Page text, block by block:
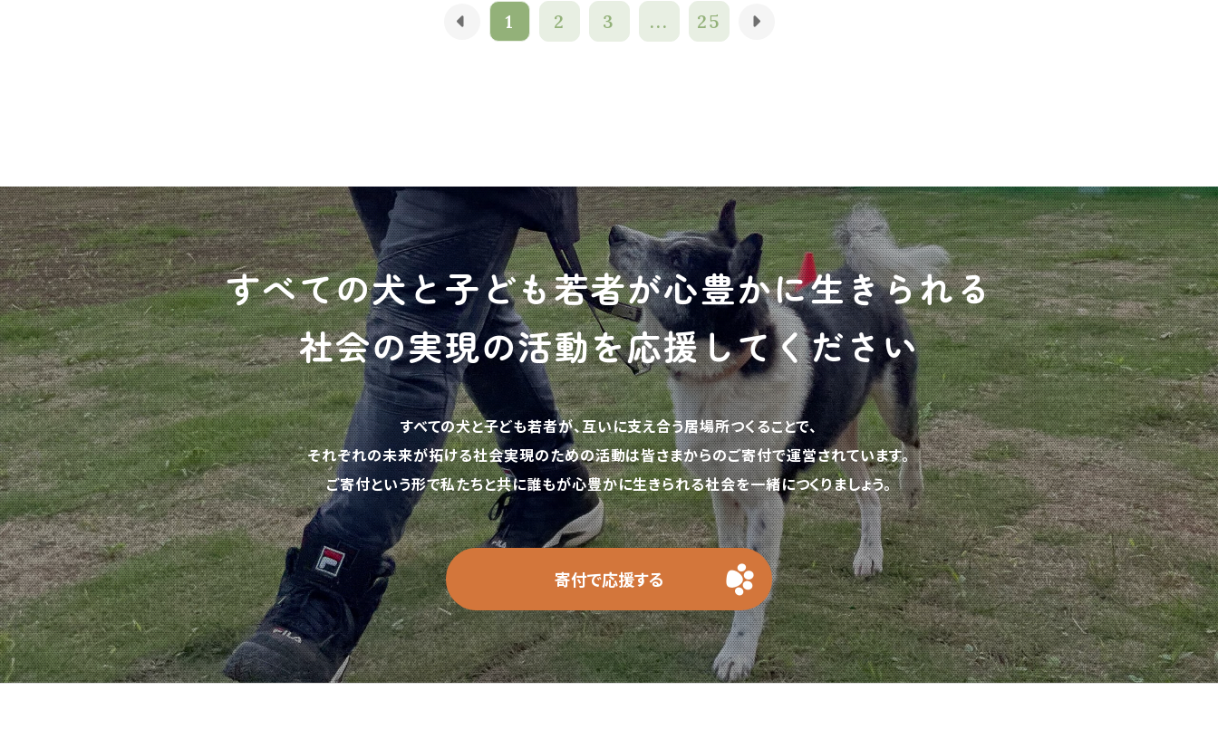
1 2 3 ... 25
すべての犬と子ども若者が心豊かに生きられる
社会の実現の活動を応援してください
すべての犬と子ども若者が、互いに支え合う居場所つくることで、
それぞれの未来が拓ける社会実現のための活動は皆さまからのご寄付で運営されています。
ご寄付という形で私たちと共に誰もが心豊かに生きられる社会を一緒につくりましょう。
寄付で応援する